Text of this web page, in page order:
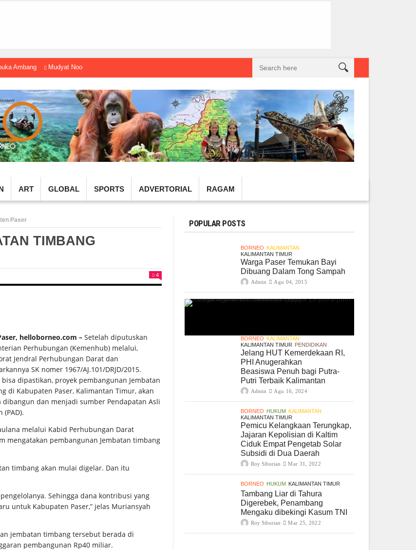
Ambang Mudyat Noor Temui Menteri Ekraf, Dorong Ekonomi Kreatif Lokal Naik Kelas Gembel PPU dan IGTKI Penajam Sukses Gelar
ART GLOBAL SPORTS ADVERTORIAL RAGAM
Paser
TIMBANG
4
helloborneo.com – Setelah diputuskan
Perhubungan (Kemenhub) melalui,
Jendral Perhubungan Darat dan
SK nomer 1967/AJ.101/DRJD/2015.
bisa dipastikan, proyek pembangunan Jembatan
di Kabupaten Paser, Kalimantan Timur, akan
dibangun dan menjadi sumber Pendapatan Asli
(PAD).
melalui Kabid Perhubungan Darat
mengatakan pembangunan Jembatan timbang
timbang akan mulai digelar. Dan itu
Sehingga dana kontribusi yang
untuk Kabupaten Paser,” jelas Muriansyah
jembatan timbang tersebut berada di
pembangunan Rp40 miliar.
POPULAR POSTS
BORNEO KALIMANTAN
KALIMANTAN TIMUR
Warga Paser Temukan Bayi
Dibuang Dalam Tong Sampah
Admin Agu 04, 2015
BORNEO KALIMANTAN
KALIMANTAN TIMUR PENDIDIKAN
Jelang HUT Kemerdekaan RI,
PHI Anugerahkan
Beasiswa Penuh bagi Putra-
Putri Terbaik Kalimantan
Admin Agu 16, 2024
BORNEO HUKUM KALIMANTAN
KALIMANTAN TIMUR
Pemicu Kelangkaan Terungkap,
Jajaran Kepolisian di Kaltim
Ciduk Empat Pengetab Solar
Subsidi di Dua Daerah
Roy Siburian Mar 31, 2022
BORNEO HUKUM KALIMANTAN TIMUR
Tambang Liar di Tahura
Digerebek, Penambang
Mengaku dibekingi Kasum TNI
Roy Siburian Mar 25, 2022